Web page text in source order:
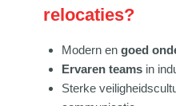
relocaties?
Modern en goed
Ervaren teams in
Sterke